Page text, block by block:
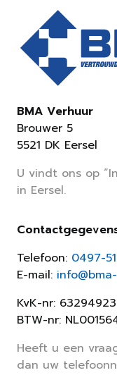
BMA Verhuur
Brouwer 5
5521 DK Eersel
U vindt ons op
in Eersel.
Telefoon: 0497-
E-mail:
KvK-nr: 63294923
BTW-nr:
Heeft u een
dan uw